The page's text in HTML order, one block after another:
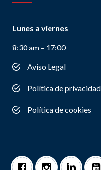
Lunes a viernes
8:30 am – 17:00
Aviso Legal
Política de privacidad
Política de cookies